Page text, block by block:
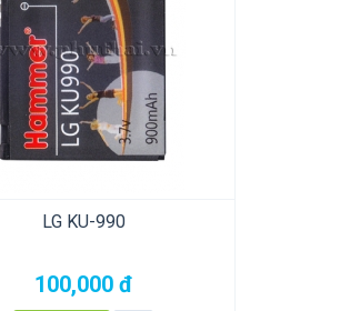
LG KU-990
100,000 đ